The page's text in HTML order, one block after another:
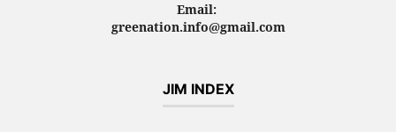
Email:
greenation.info@gmail.com
JIM INDEX